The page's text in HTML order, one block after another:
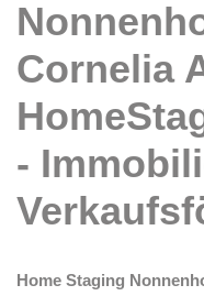
Home Staging